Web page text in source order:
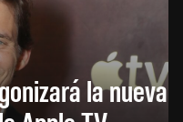
la nueva